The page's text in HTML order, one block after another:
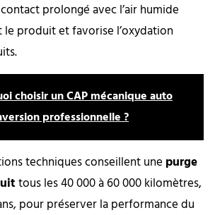
prolongé avec l’air humide
produit et favorise l’oxydation
choisir un CAP mécanique auto
professionnelle ?
techniques conseillent une purge
tous les 40 000 à 60 000 kilomètres,
pour préserver la performance du